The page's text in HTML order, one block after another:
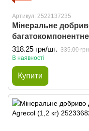
Артикул: 2522137235
Мінеральне
318.25 грн/шт. 335.00 грн
В наявності
Купити